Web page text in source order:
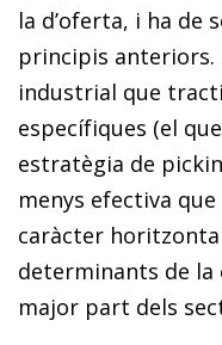
la d’oferta, i ha de
principis anteriors.
industrial que
específiques (el
estratègia de
menys efectiva
caràcter
determinants de
major part dels